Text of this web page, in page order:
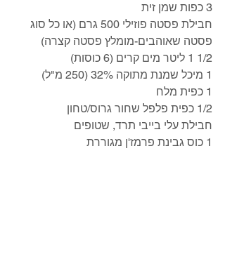
3 כפות שמן זית
חבילת פסטה פוזילי 500 גרם (או כל סוג
פסטה שאוהבים-מומלץ פסטה קצרה)
1/2 1 ליטר מים קרים (6 כוסות)
1 מיכל שמנת מתוקה 32% (250 מ"ל)
1 כפית מלח
1/2 כפית פלפל שחור גרוס/טחון
חבילת עלי בייבי תרד, שטופים
1 כוס גבינת פרמז'ן מגוררת